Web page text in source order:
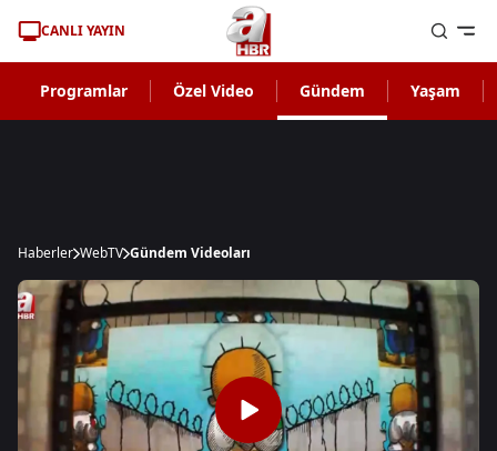
CANLI YAYIN
Programlar Özel Video Gündem Yaşam
Haberler WebTV Gündem Videoları